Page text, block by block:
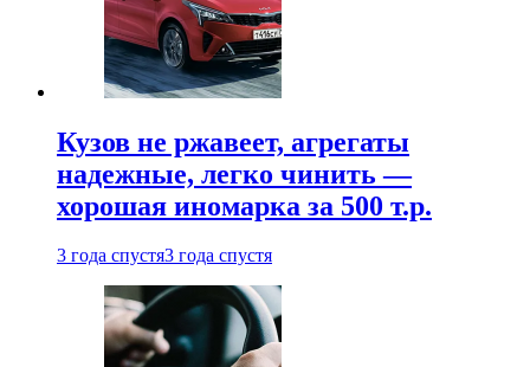
Кузов не ржавеет, агрегаты
надежные, легко чинить —
хорошая иномарка за 500 т.р.
3 года спустя3 года спустя